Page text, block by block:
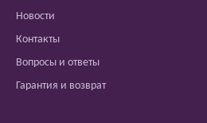
Новости
Контакты
Вопросы и ответы
Гарантия и возврат